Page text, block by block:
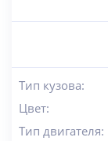
Тип кузова:
Цвет:
Тип двигателя: